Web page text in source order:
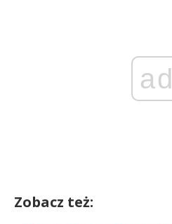
ad
Zobacz też: